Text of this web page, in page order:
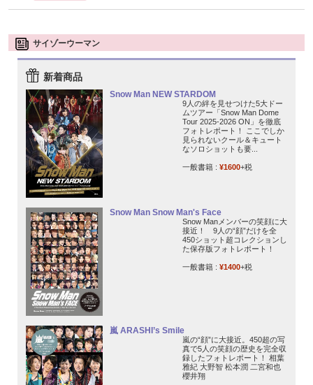
サイゾーウーマン
新着商品
Snow Man NEW STARDOM
9人の絆を見せつけた5大ドー
ムツアー「Snow Man Dome
Tour 2025-2026 ON」を徹底
フォトレポート！ ここでしか
見られないクール＆キュート
なソロショットも要...
一般書籍 : ¥1600+税
Snow Man Snow Man's Face
Snow Manメンバーの笑顔に大
接近！ 9人の“顔”だけを全
450ショット超コレクションし
た保存版フォトレポート！
一般書籍 : ¥1400+税
嵐 ARASHI’s Smile
嵐の“顔”に大接近。450超の写
真で5人の笑顔の歴史を完全収
録したフォトレポート！ 相葉
雅紀 大野智 松本潤 二宮和也
櫻井翔